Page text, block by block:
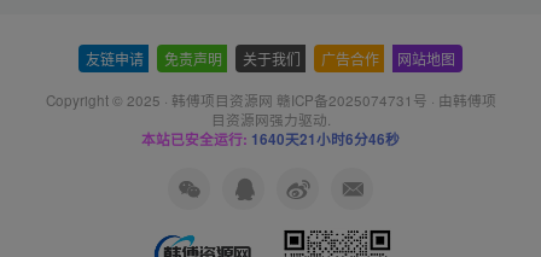
友链申请 免责声明 关于我们 广告合作 网站地图
Copyright © 2025 · 韩傅项目资源网 赣ICP备2025074731号 · 由韩傅项
目资源网强力驱动.
本站已安全运行: 1640天21小时6分47秒